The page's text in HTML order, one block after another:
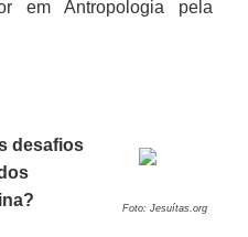
em Antropologia pela
Foto: Jesuítas.org
desafios